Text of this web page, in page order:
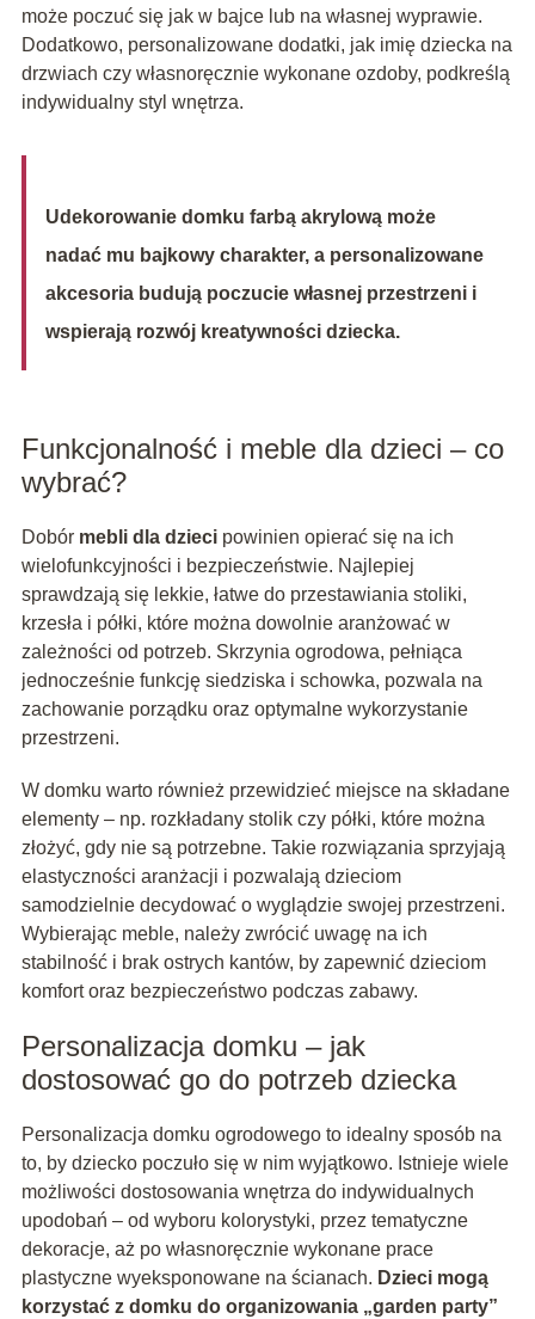
może poczuć się jak w bajce lub na własnej wyprawie.
Dodatkowo, personalizowane dodatki, jak imię dziecka na
drzwiach czy własnoręcznie wykonane ozdoby, podkreślą
indywidualny styl wnętrza.
Udekorowanie domku farbą akrylową może
nadać mu bajkowy charakter, a personalizowane
akcesoria budują poczucie własnej przestrzeni i
wspierają rozwój kreatywności dziecka.
Funkcjonalność i meble dla dzieci – co
wybrać?
Dobór mebli dla dziecipowinien opierać się na ich
wielofunkcyjności i bezpieczeństwie. Najlepiej
sprawdzają się lekkie, łatwe do przestawiania stoliki,
krzesła i półki, które można dowolnie aranżować w
zależności od potrzeb. Skrzynia ogrodowa, pełniąca
jednocześnie funkcję siedziska i schowka, pozwala na
zachowanie porządku oraz optymalne wykorzystanie
przestrzeni.
W domku warto również przewidzieć miejsce na składane
elementy – np. rozkładany stolik czy półki, które można
złożyć, gdy nie są potrzebne. Takie rozwiązania sprzyjają
elastyczności aranżacji i pozwalają dzieciom
samodzielnie decydować o wyglądzie swojej przestrzeni.
Wybierając meble, należy zwrócić uwagę na ich
stabilność i brak ostrych kantów, by zapewnić dzieciom
komfort oraz bezpieczeństwo podczas zabawy.
Personalizacja domku – jak
dostosować go do potrzeb dziecka
Personalizacja domku ogrodowego to idealny sposób na
to, by dziecko poczuło się w nim wyjątkowo. Istnieje wiele
możliwości dostosowania wnętrza do indywidualnych
upodobań – od wyboru kolorystyki, przez tematyczne
dekoracje, aż po własnoręcznie wykonane prace
plastyczne wyeksponowane na ścianach. Dzieci mogą
korzystać z domku do organizowania „garden party”